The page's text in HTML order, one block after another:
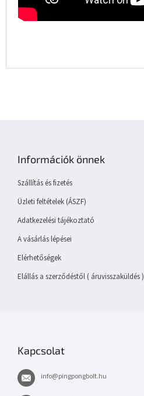
Információk önnek
Szállítás és fizetés
Üzleti feltételek (ÁSZF)
Adatkezelési tájékoztató
A vásárlás lépései
Elérhetőségek
Elállás a szerződéstől ( áruvisszaküldés )
Kapcsolat
info@pingpongbolt.hu